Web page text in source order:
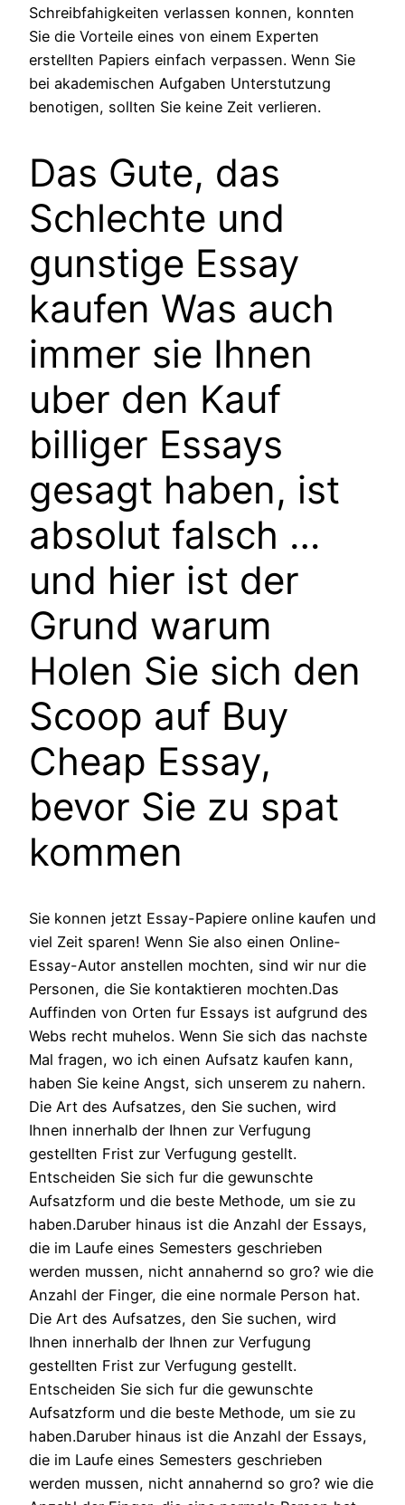
Schreibfahigkeiten verlassen konnen, konnten
Sie die Vorteile eines von einem Experten
erstellten Papiers einfach verpassen. Wenn Sie
bei akademischen Aufgaben Unterstutzung
benotigen, sollten Sie keine Zeit verlieren.
Das Gute, das
Schlechte und
gunstige Essay
kaufen Was auch
immer sie Ihnen
uber den Kauf
billiger Essays
gesagt haben, ist
absolut falsch …
und hier ist der
Grund warum
Holen Sie sich den
Scoop auf Buy
Cheap Essay,
bevor Sie zu spat
kommen
Sie konnen jetzt Essay-Papiere online kaufen und
viel Zeit sparen! Wenn Sie also einen Online-
Essay-Autor anstellen mochten, sind wir nur die
Personen, die Sie kontaktieren mochten.Das
Auffinden von Orten fur Essays ist aufgrund des
Webs recht muhelos. Wenn Sie sich das nachste
Mal fragen, wo ich einen Aufsatz kaufen kann,
haben Sie keine Angst, sich unserem zu nahern.
Die Art des Aufsatzes, den Sie suchen, wird
Ihnen innerhalb der Ihnen zur Verfugung
gestellten Frist zur Verfugung gestellt.
Entscheiden Sie sich fur die gewunschte
Aufsatzform und die beste Methode, um sie zu
haben.Daruber hinaus ist die Anzahl der Essays,
die im Laufe eines Semesters geschrieben
werden mussen, nicht annahernd so gro? wie die
Anzahl der Finger, die eine normale Person hat.
Die Art des Aufsatzes, den Sie suchen, wird
Ihnen innerhalb der Ihnen zur Verfugung
gestellten Frist zur Verfugung gestellt.
Entscheiden Sie sich fur die gewunschte
Aufsatzform und die beste Methode, um sie zu
haben.Daruber hinaus ist die Anzahl der Essays,
die im Laufe eines Semesters geschrieben
werden mussen, nicht annahernd so gro? wie die